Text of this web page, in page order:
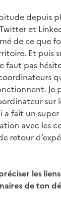
depuis
et
de ce que
Et puis
faut pas
Je
sur
a fait un
avec les
retour
les
de ton